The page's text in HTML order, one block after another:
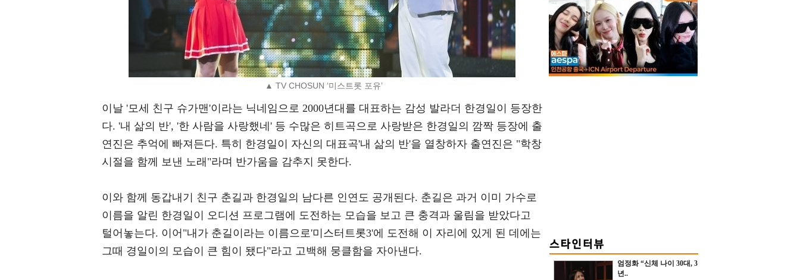
▲ TV CHOSUN ‘미스트롯 포유’
이날 '모세 친구 슈가맨'이라는 닉네임으로 2000년대를 대표하는 감성 발라더 한경일이 등장한
다. '내 삶의 반', '한 사람을 사랑했네' 등 수많은 히트곡으로 사랑받은 한경일의 깜짝 등장에 출
연진은 추억에 빠져든다. 특히 한경일이 자신의 대표곡'내 삶의 반'을 열창하자 출연진은 "학창
시절을 함께 보낸 노래"라며 반가움을 감추지 못한다.
이와 함께 동갑내기 친구 춘길과 한경일의 남다른 인연도 공개된다. 춘길은 과거 이미 가수로
이름을 알린 한경일이 오디션 프로그램에 도전하는 모습을 보고 큰 충격과 울림을 받았다고
털어놓는다. 이어"내가 춘길이라는 이름으로'미스터트롯3'에 도전해 이 자리에 있게 된 데에는
그때 경일이의 모습이 큰 힘이 됐다"라고 고백해 뭉클함을 자아낸다.
엄정화 “신체 나이 30대, 3
년..